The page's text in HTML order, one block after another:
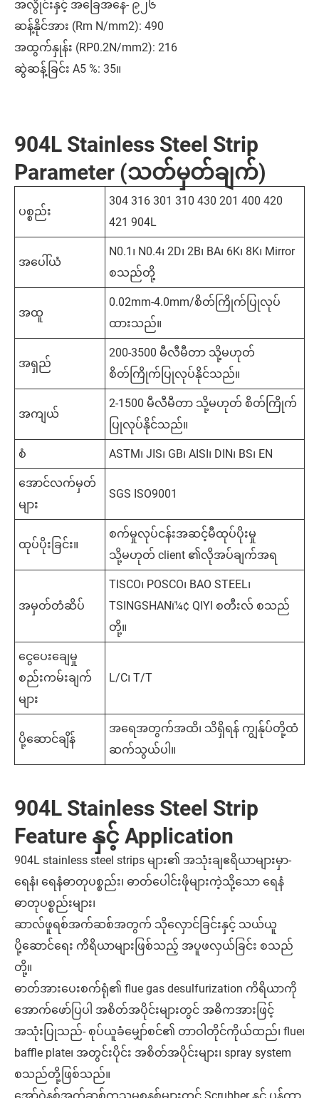
အလွိုင်းနှင့် အခြေအနေ- ၉၂၆
ဆန့်နိုင်အား (Rm N/mm2): 490
အထွက်နှုန်း (RP0.2N/mm2): 216
ဆွဲဆန့်ခြင်း A5 %: 35။
904L Stainless Steel Strip
Parameter (သတ်မှတ်ချက်)
ပစ္စည်း
304 316 301 310 430 201 400 420
421 904L
အပေါ်ယံ
N0.1၊ N0.4၊ 2D၊ 2B၊ BA၊ 6K၊ 8K၊ Mirror
စသည်တို့
အထူ
0.02mm-4.0mm/စိတ်ကြိုက်ပြုလုပ်
ထားသည်။
အရှည်
200-3500 မီလီမီတာ သို့မဟုတ်
စိတ်ကြိုက်ပြုလုပ်နိုင်သည်။
အကျယ်
2-1500 မီလီမီတာ သို့မဟုတ် စိတ်ကြိုက်
ပြုလုပ်နိုင်သည်။
စံ ASTM၊ JIS၊ GB၊ AISI၊ DIN၊ BS၊ EN
အောင်လက်မှတ်
များ
SGS ISO9001
ထုပ်ပိုးခြင်း။
စက်မှုလုပ်ငန်းအဆင့်မီထုပ်ပိုးမှု
သို့မဟုတ် client ၏လိုအပ်ချက်အရ
အမှတ်တံဆိပ်
TISCO၊ POSCO၊ BAO STEEL၊
TSINGSHANï¼¢ QIYI စတီးလ် စသည်
တို့။
ငွေပေးချေမှု
စည်းကမ်းချက်
များ
L/C၊ T/T
ပို့ဆောင်ချိန်
အရေအတွက်အထိ၊ သိရှိရန် ကျွန်ုပ်တို့ထံ
ဆက်သွယ်ပါ။
904L Stainless Steel Strip
Feature နှင့် Application
904L stainless steel strips များ၏ အသုံးချဧရိယာများမှာ-
ရေနံ၊ ရေနံဓာတုပစ္စည်း၊ ဓာတ်ပေါင်းဖိုများကဲ့သို့သော ရေနံ
ဓာတုပစ္စည်းများ၊
ဆာလ်ဖူရစ်အက်ဆစ်အတွက် သိုလှောင်ခြင်းနှင့် သယ်ယူ
ပို့ဆောင်ရေး ကိရိယာများဖြစ်သည့် အပူဖလှယ်ခြင်း စသည်
တို့။
ဓာတ်အားပေးစက်ရုံ၏ flue gas desulfurization ကိရိယာကို
အောက်ဖော်ပြပါ အစိတ်အပိုင်းများတွင် အဓိကအားဖြင့်
အသုံးပြုသည်- စုပ်ယူခံမျှော်စင်၏ တာဝါတိုင်ကိုယ်ထည်၊ flue၊
baffle plate၊ အတွင်းပိုင်း အစိတ်အပိုင်းများ၊ spray system
စသည်တို့ဖြစ်သည်။